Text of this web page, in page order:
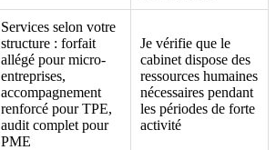
Services selon votre
structure : forfait
allégé pour micro-
entreprises,
accompagnement
renforcé pour TPE,
audit complet pour
PME
Je vérifie que le
cabinet dispose des
ressources humaines
nécessaires pendant
les périodes de forte
activité